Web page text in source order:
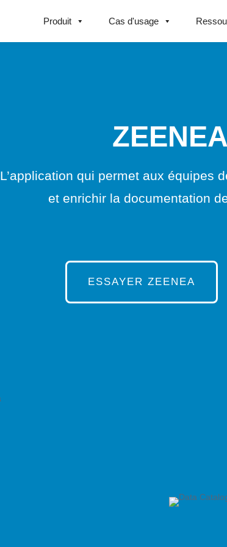
Produit Cas d'usage
L’application qui permet aux équipes
et enrichir la documentation
ESSAYER ZEENEA